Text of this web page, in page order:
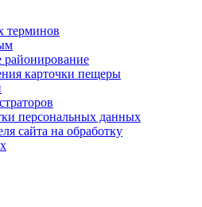
терминов
районирование
карточки пещеры
персональных данных
сайта на обработку